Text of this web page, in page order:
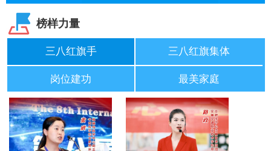
榜样力量
三八红旗手 三八红旗集体
岗位建功 最美家庭